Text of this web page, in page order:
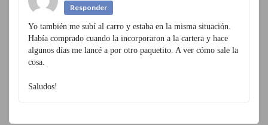
Responder
Yo también me subí al carro y estaba en la misma situación.
Había comprado cuando la incorporaron a la cartera y hace
algunos días me lancé a por otro paquetito. A ver cómo sale la
cosa.
Saludos!